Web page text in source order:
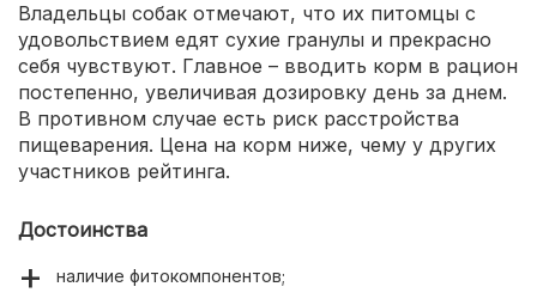
Владельцы собак отмечают, что их питомцы с
удовольствием едят сухие гранулы и прекрасно
себя чувствуют. Главное – вводить корм в рацион
постепенно, увеличивая дозировку день за днем.
В противном случае есть риск расстройства
пищеварения. Цена на корм ниже, чему у других
участников рейтинга.
Достоинства
наличие фитокомпонентов;